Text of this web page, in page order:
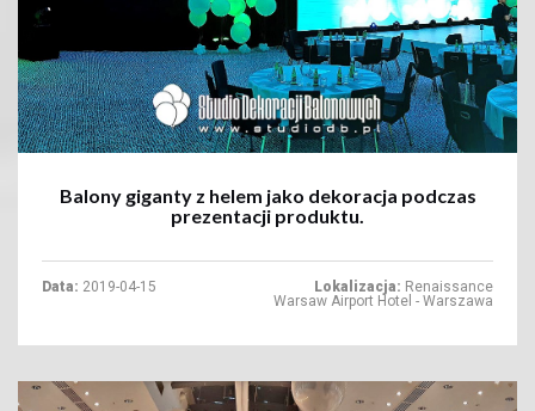
Balony giganty z helem jako dekoracja podczas
prezentacji produktu.
Data: 2019-04-15 Lokalizacja: Renaissance
Warsaw Airport Hotel - Warszawa